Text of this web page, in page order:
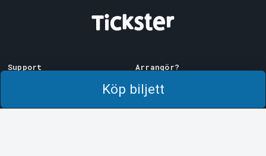
Köp biljett
Support
Arrangör?
Logga in i Manager